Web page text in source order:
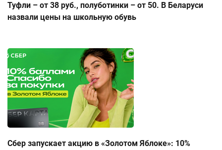
Туфли – от 38 руб., полуботинки – от 50. В Беларуси
назвали цены на школьную обувь
Сбер запускает акцию в «Золотом Яблоке»: 10%